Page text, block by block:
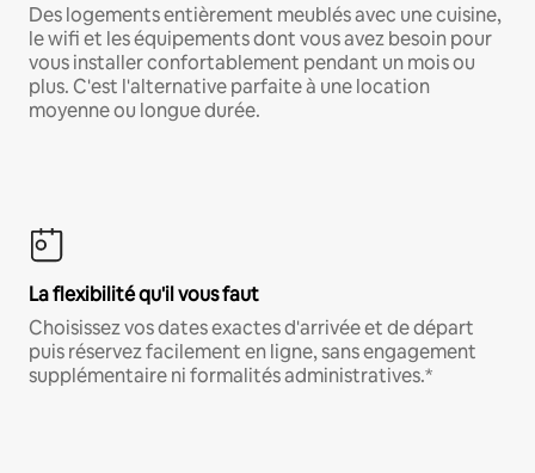
Des logements entièrement meublés avec une cuisine,
le wifi et les équipements dont vous avez besoin pour
vous installer confortablement pendant un mois ou
plus. C'est l'alternative parfaite à une location
moyenne ou longue durée.
La flexibilité qu'il vous faut
Choisissez vos dates exactes d'arrivée et de départ
puis réservez facilement en ligne, sans engagement
supplémentaire ni formalités administratives.*